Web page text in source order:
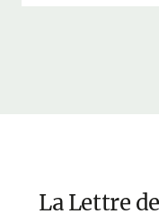
La Lettre